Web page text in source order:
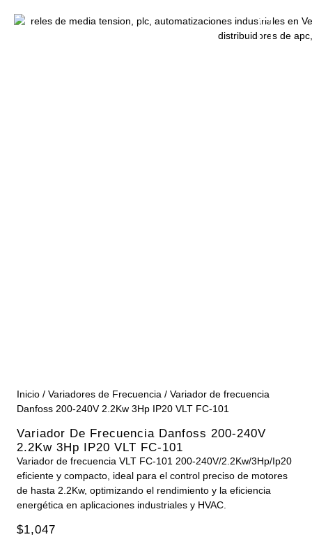
Inicio / Variadores de Frecuencia / Variador de frecuencia
Danfoss 200-240V 2.2Kw 3Hp IP20 VLT FC-101
Variador De Frecuencia Danfoss 200-240V
2.2Kw 3Hp IP20 VLT FC-101
Variador de frecuencia VLT FC-101 200-240V/2.2Kw/3Hp/Ip20
eficiente y compacto, ideal para el control preciso de motores
de hasta 2.2Kw, optimizando el rendimiento y la eficiencia
energética en aplicaciones industriales y HVAC.
$1,047